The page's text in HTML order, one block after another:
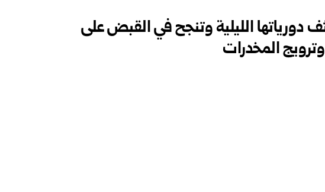
الليلية وتنجح في القبض على
المخدرات